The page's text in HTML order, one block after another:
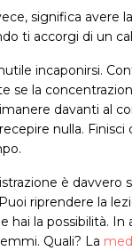
significa avere
ti accorgi di un
incaponirsi.
se la
davanti al
nulla. Finisci
è davvero
riprendere la
hai la possibilità. In
Quali? La